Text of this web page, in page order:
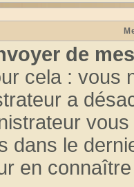
de
cela : vous
a
dans le
en